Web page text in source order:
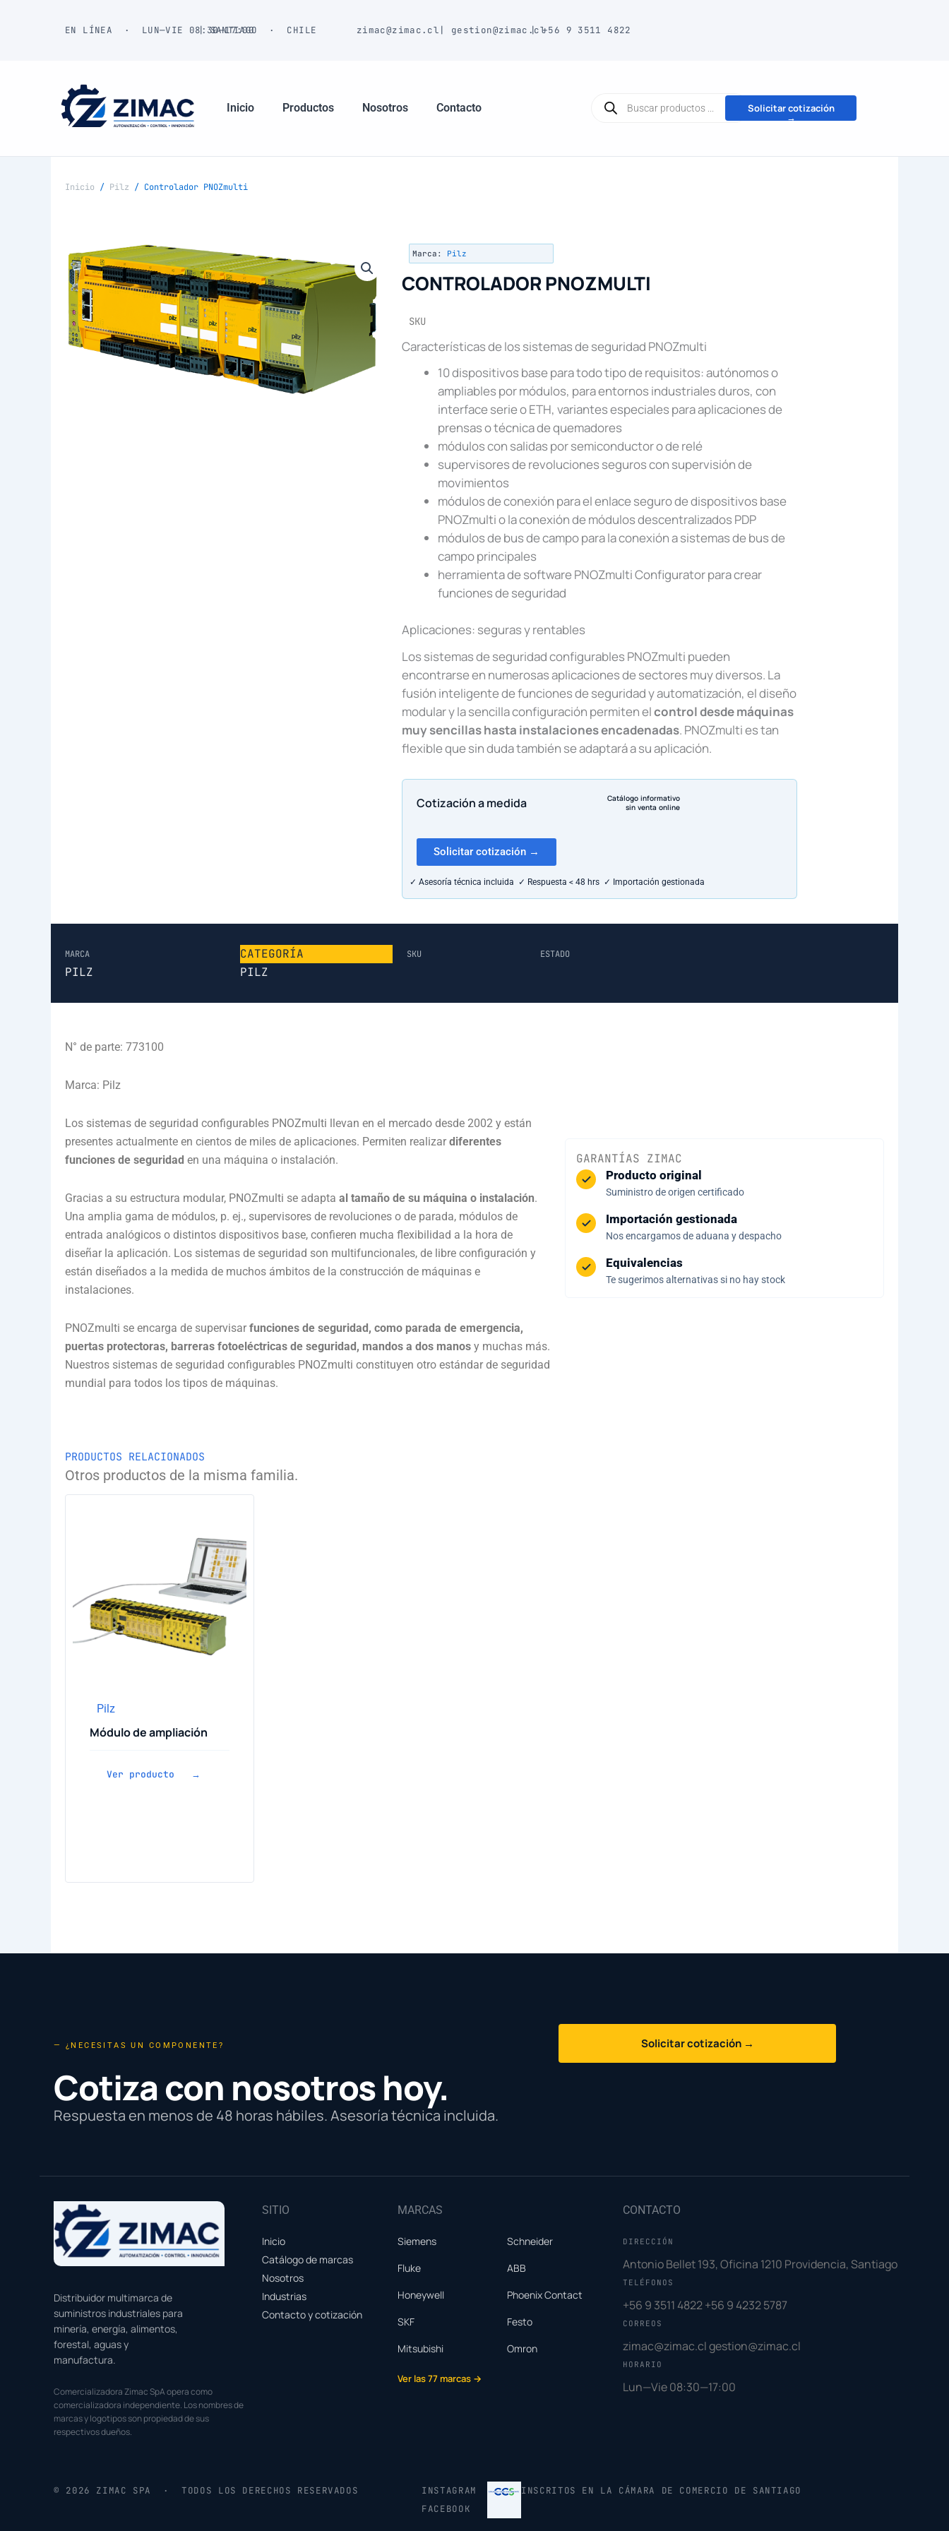
EN LÍNEA · LUN—VIE 08:30—17:00| SANTIAGO · CHILE zimac@zimac.cl | gestion@zimac.cl
|+56 9 3511 4822
Inicio Productos Nosotros Contacto
productos
Solicitar cotización
→
Inicio / Pilz / Controlador PNOZmulti
Marca: Pilz
CONTROLADOR PNOZMULTI
SKU
Características de los sistemas de seguridad PNOZmulti
10 dispositivos base para todo tipo de requisitos: autónomos o
ampliables por módulos, para entornos industriales duros, con
interface serie o ETH, variantes especiales para aplicaciones de
prensas o técnica de quemadores
módulos con salidas por semiconductor o de relé
supervisores de revoluciones seguros con supervisión de
movimientos
módulos de conexión para el enlace seguro de dispositivos base
PNOZmulti o la conexión de módulos descentralizados PDP
módulos de bus de campo para la conexión a sistemas de bus de
campo principales
herramienta de software PNOZmulti Configurator para crear
funciones de seguridad
Aplicaciones: seguras y rentables
Los sistemas de seguridad configurables PNOZmulti pueden
encontrarse en numerosas aplicaciones de sectores muy diversos. La
fusión inteligente de funciones de seguridad y automatización, el diseño
modular y la sencilla configuración permiten elcontrol desde máquinas
muy sencillas hasta instalaciones encadenadas. PNOZmulti es tan
flexible que sin duda también se adaptará a su aplicación.
Cotización a medida
Catálogo informativo
sin venta online
Solicitar cotización →
✓ Asesoría técnica incluida ✓ Respuesta < 48 hrs ✓ Importación gestionada
MARCA
PILZ
CATEGORÍA
PILZ
SKU ESTADO
N° de parte: 773100
Marca: Pilz
Los sistemas de seguridad configurables PNOZmulti llevan en el mercado desde 2002 y están
presentes actualmente en cientos de miles de aplicaciones. Permiten realizar diferentes
funciones de seguridad en una máquina o instalación.
Gracias a su estructura modular, PNOZmulti se adapta al tamaño de su máquina o instalación.
Una amplia gama de módulos, p. ej., supervisores de revoluciones o de parada, módulos de
entrada analógicos o distintos dispositivos base, confieren mucha flexibilidad a la hora de
diseñar la aplicación. Los sistemas de seguridad son multifuncionales, de libre configuración y
están diseñados a la medida de muchos ámbitos de la construcción de máquinas e
instalaciones.
PNOZmulti se encarga de supervisar funciones de seguridad, como parada de emergencia,
puertas protectoras, barreras fotoeléctricas de seguridad, mandos a dos manos y muchas más.
Nuestros sistemas de seguridad configurables PNOZmulti constituyen otro estándar de seguridad
mundial para todos los tipos de máquinas.
GARANTÍAS ZIMAC
Producto original
Suministro de origen certificado
Importación gestionada
Nos encargamos de aduana y despacho
Equivalencias
Te sugerimos alternativas si no hay stock
PRODUCTOS RELACIONADOS
Otros productos de la misma familia.
Pilz
Módulo de ampliación
Ver producto →
— ¿NECESITAS UN COMPONENTE?
Cotiza con nosotros hoy.
Respuesta en menos de 48 horas hábiles. Asesoría técnica incluida.
Solicitar cotización →
Distribuidor multimarca de
suministros industriales para
minería, energía, alimentos,
forestal, aguas y
manufactura.
Comercializadora Zimac SpA opera como
comercializadora independiente. Los nombres de
marcas y logotipos son propiedad de sus
respectivos dueños.
SITIO
Inicio
Catálogo de marcas
Nosotros
Industrias
Contacto y cotización
MARCAS
Siemens
Schneider
Fluke
ABB
Honeywell
Phoenix Contact
SKF
Festo
Mitsubishi
Omron
Ver las 77 marcas →
CONTACTO
DIRECCIÓN
Antonio Bellet 193, Oficina 1210 Providencia, Santiago
TELÉFONOS
+56 9 3511 4822 +56 9 4232 5787
CORREOS
zimac@zimac.clgestion@zimac.cl
HORARIO
Lun—Vie 08:30—17:00
© 2026 ZIMAC SPA · TODOS LOS DERECHOS RESERVADOS
INSTAGRAM
FACEBOOK
INSCRITOS EN LA CÁMARA DE COMERCIO DE SANTIAGO